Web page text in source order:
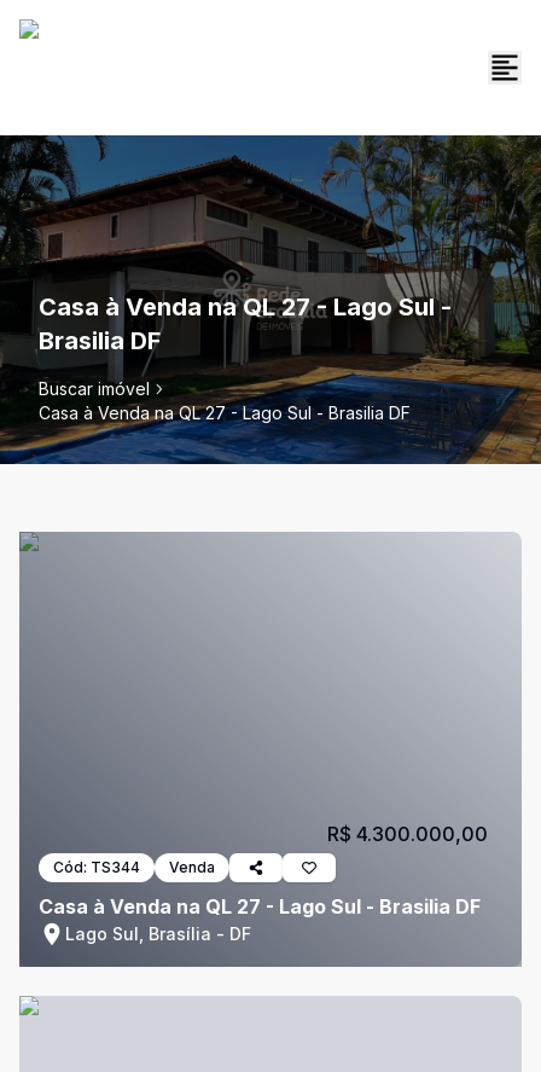
Casa à Venda na QL 27 - Lago Sul -
Brasilia DF
Buscar imóvel
Casa à Venda na QL 27 - Lago Sul - Brasilia DF
Cód: TS344 Venda
Casa à Venda na QL 27 - Lago Sul - Brasilia DF
Lago Sul, Brasília - DF
R$ 4.300.000,00